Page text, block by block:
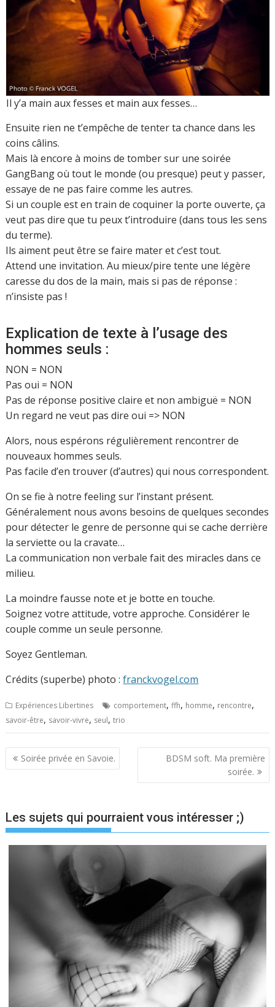
Il y’a main aux fesses et main aux fesses…
Ensuite rien ne t’empêche de tenter ta chance dans les
coins câlins.
Mais là encore à moins de tomber sur une soirée
GangBang où tout le monde (ou presque) peut y passer,
essaye de ne pas faire comme les autres.
Si un couple est en train de coquiner la porte ouverte, ça
veut pas dire que tu peux t’introduire (dans tous les sens
du terme).
Ils aiment peut être se faire mater et c’est tout.
Attend une invitation. Au mieux/pire tente une légère
caresse du dos de la main, mais si pas de réponse :
n’insiste pas !
Explication de texte à l’usage des
hommes seuls :
NON = NON
Pas oui = NON
Pas de réponse positive claire et non ambiguë = NON
Un regard ne veut pas dire oui => NON
Alors, nous espérons régulièrement rencontrer de
nouveaux hommes seuls.
Pas facile d’en trouver (d’autres) qui nous correspondent.
On se fie à notre feeling sur l’instant présent.
Généralement nous avons besoins de quelques secondes
pour détecter le genre de personne qui se cache derrière
la serviette ou la cravate…
La communication non verbale fait des miracles dans ce
milieu.
La moindre fausse note et je botte en touche.
Soignez votre attitude, votre approche. Considérer le
couple comme un seule personne.
Soyez Gentleman.
Crédits (superbe) photo :franckvogel.com
Expériences Libertines comportement,ffh, homme, rencontre,
savoir-être, savoir-vivre, seul,trio
Navigation
de
Soirée privée en Savoie.
BDSM soft. Ma première
soirée.
Les sujets qui pourraient vous intéresser ;)